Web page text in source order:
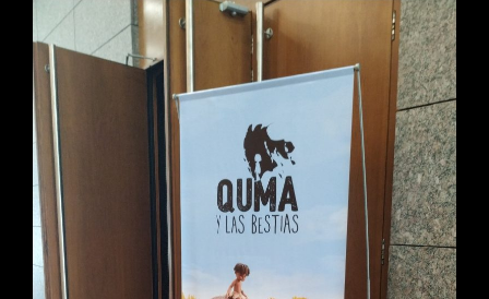
–
TRAILER